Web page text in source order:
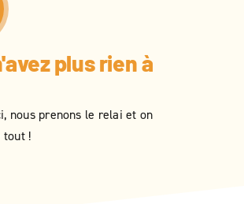
plus rien à
nous prenons le relai et on
tout !